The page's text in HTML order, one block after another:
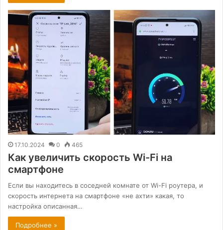
17.10.2024 0 465
Как увеличить скорость Wi-Fi на
смартфоне
Если вы находитесь в соседней комнате от Wi-Fi роутера, и
скорость интернета на смартфоне «не ахти» какая, то
настройка описанная…
Подробнее »